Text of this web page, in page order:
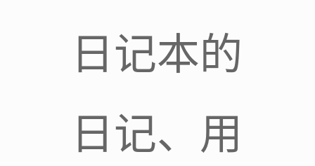
日记本的
日记、用